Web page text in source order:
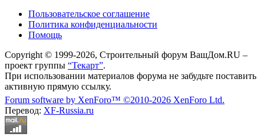
Пользовательское соглашение
Политика конфиденциальности
Помощь
Copyright © 1999-2026, Строительный форум ВашДом.RU –
проект группы “Текарт”.
При использовании материалов форума не забудьте поставить
активную прямую ссылку.
Forum software by XenForo™ ©2010-2026 XenForo Ltd.
Перевод: XF-Russia.ru